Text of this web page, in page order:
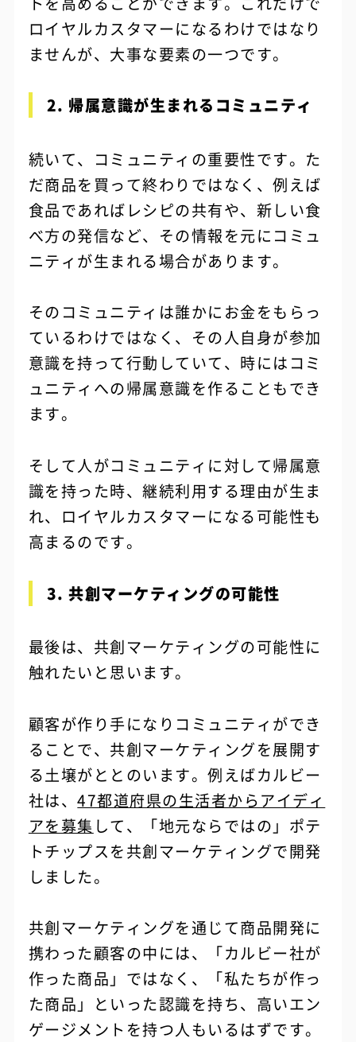
ロイヤルカスタマーになるわけではなり
ませんが、大事な要素の一つです。
2. 帰属意識が生まれるコミュニティ
続いて、コミュニティの重要性です。た
だ商品を買って終わりではなく、例えば
食品であればレシピの共有や、新しい食
べ方の発信など、その情報を元にコミュ
ニティが生まれる場合があります。
そのコミュニティは誰かにお金をもらっ
ているわけではなく、その人自身が参加
意識を持って行動していて、時にはコミ
ュニティへの帰属意識を作ることもでき
ます。
そして人がコミュニティに対して帰属意
識を持った時、継続利用する理由が生ま
れ、ロイヤルカスタマーになる可能性も
高まるのです。
3. 共創マーケティングの可能性
最後は、共創マーケティングの可能性に
触れたいと思います。
顧客が作り手になりコミュニティができ
ることで、共創マーケティングを展開す
る土壌がととのいます。例えばカルビー
社は、47都道府県の生活者からアイディ
アを募集 して、「地元ならではの」ポテ
トチップスを共創マーケティングで開発
しました。
共創マーケティングを通じて商品開発に
携わった顧客の中には、「カルビー社が
作った商品」ではなく、「私たちが作っ
た商品」といった認識を持ち、高いエン
ゲージメントを持つ人もいるはずです。